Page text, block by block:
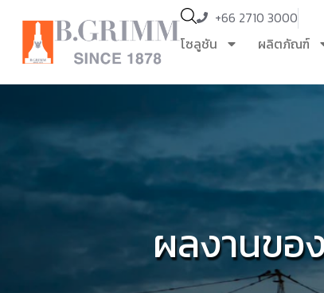
+66 2710 3000
โซลูชัน
ผลิตภัณฑ์
ผลงานขอ